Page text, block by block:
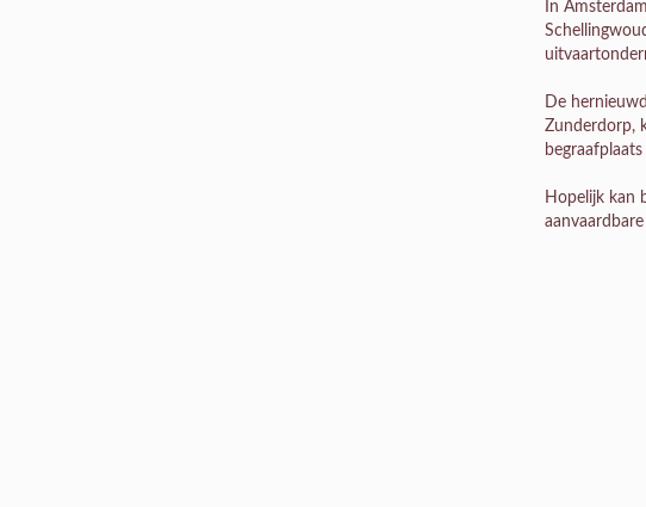
In
De
Zunderdorp,
Hopelijk kan